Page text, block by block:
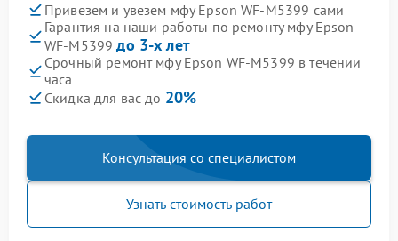
Привезем и увезем мфу Epson WF-M5399 сами
Гарантия на наши работы по ремонту мфу Epson
WF-M5399до 3-х лет
Срочный ремонт мфу Epson WF-M5399 в течении
часа
Скидка для вас до 20%
Консультация со специалистом
Узнать стоимость работ